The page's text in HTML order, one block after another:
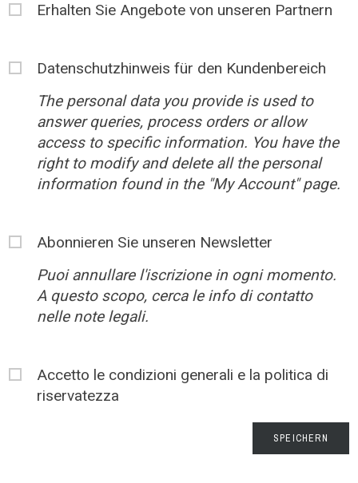
Erhalten Sie Angebote von unseren Partnern
Datenschutzhinweis für den Kundenbereich
The personal data you provide is used to
answer queries, process orders or allow
access to specific information. You have the
right to modify and delete all the personal
information found in the "My Account" page.
Abonnieren Sie unseren Newsletter
Puoi annullare l'iscrizione in ogni momento.
A questo scopo, cerca le info di contatto
nelle note legali.
Accetto le condizioni generali e la politica di
riservatezza
SPEICHERN